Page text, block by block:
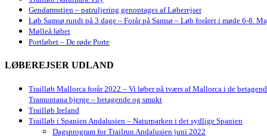
Gendarmstien – patruljering genoptages af Løberejser
Løb Samsø rundt på 3 dage – Forår på Samsø – Løb foråret i møde 6-8.
Mølleå løbet
Portløbet – De røde Porte
LØBEREJSER UDLAND
Trailløb Mallorca forår 2022 – Vi løber på tværs af Mallorca i de
Tramuntana bjerge – betagende og smukt
Trailløb Ireland
Trailløb i Spanien Andalusien – Naturparken i det sydlige Spanien
Dagsprogram for Trailrun Andalusien juni 2022